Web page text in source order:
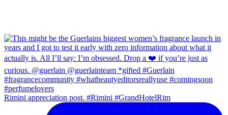
Rimini appreciation post. #Rimini #GrandHotelRim